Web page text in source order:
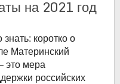
на 2021 год
коротко о
Материнский
это мера
российских